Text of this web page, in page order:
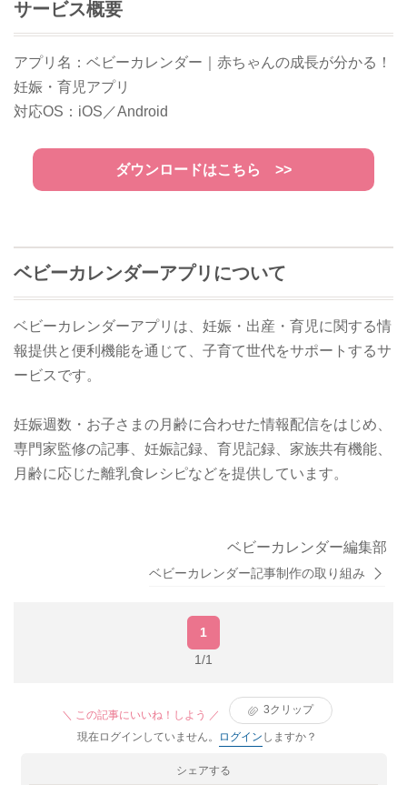
サービス概要
アプリ名：ベビーカレンダー｜赤ちゃんの成長が分かる！
妊娠・育児アプリ
対応OS：iOS／Android
ダウンロードはこちら >>
ベビーカレンダーアプリについて
ベビーカレンダーアプリは、妊娠・出産・育児に関する情
報提供と便利機能を通じて、子育て世代をサポートするサ
ービスです。
妊娠週数・お子さまの月齢に合わせた情報配信をはじめ、
専門家監修の記事、妊娠記録、育児記録、家族共有機能、
月齢に応じた離乳食レシピなどを提供しています。
ベビーカレンダー編集部
ベビーカレンダー記事制作の取り組み
1
1/1
＼ この記事にいいね！しよう ／ 3クリップ
現在ログインしていません。 ログイン しますか？
シェアする